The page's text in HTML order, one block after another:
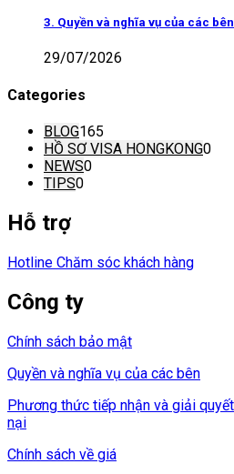
3. Quyền và nghĩa vụ của các bên
29/07/2026
Categories
BLOG165
HỒ SƠ VISA HONGKONG0
NEWS0
TIPS0
Hỗ trợ
Hotline Chăm sóc khách hàng
Công ty
Chính sách bảo mật
Quyền và nghĩa vụ của các bên
Phương thức tiếp nhận và giải
nại
Chính sách về giá